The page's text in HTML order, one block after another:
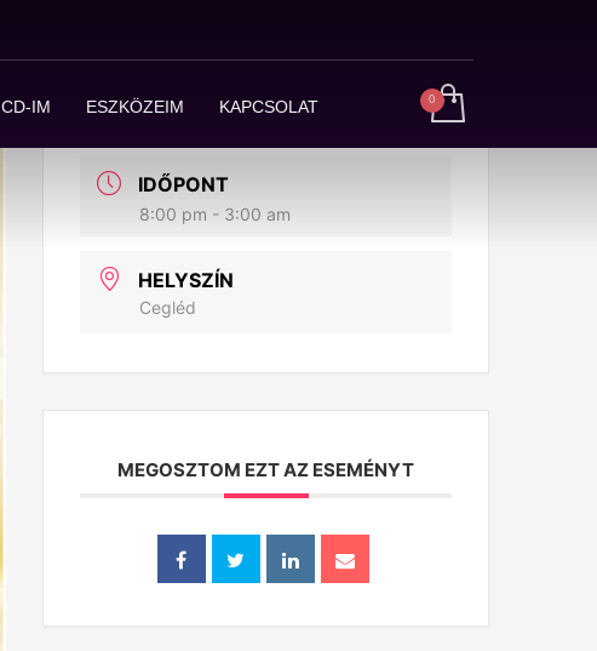
CD-IM ESZKÖZEIM KAPCSOLAT
DÁTUM
Expired!
IDŐPONT
8:00 pm - 3:00 am
HELYSZÍN
Cegléd
MEGOSZTOM EZT AZ ESEMÉNYT